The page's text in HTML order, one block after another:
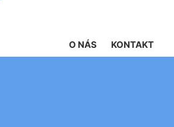
KONTAKT
O NÁS